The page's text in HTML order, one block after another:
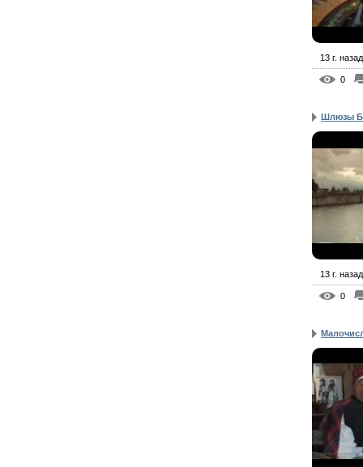
13 г. назад
0
Шлюзы
13 г. назад
0